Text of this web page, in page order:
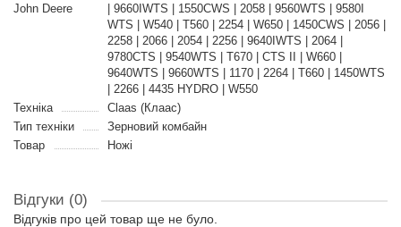
John Deere
| 9660IWTS | 1550CWS | 2058 | 9560WTS | 9580I
WTS | W540 | T560 | 2254 | W650 | 1450CWS | 2056 |
2258 | 2066 | 2054 | 2256 | 9640IWTS | 2064 |
9780CTS | 9540WTS | T670 | CTS II | W660 |
9640WTS | 9660WTS | 1170 | 2264 | T660 | 1450WTS
| 2266 | 4435 HYDRO | W550
Техніка
Claas (Клаас)
Тип техніки
Зерновий комбайн
Товар
Ножі
Відгуки (0)
Відгуків про цей товар ще не було.